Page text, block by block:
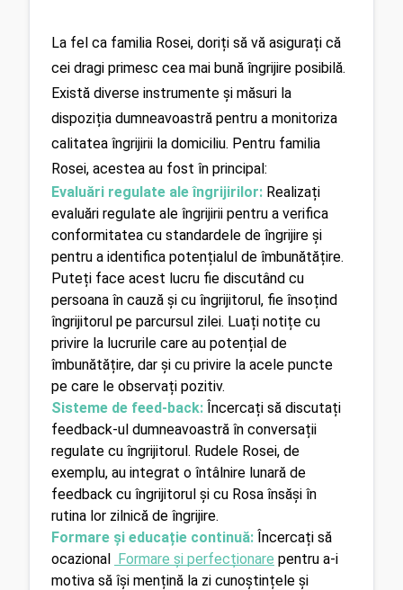
La fel ca familia Rosei, doriți să vă asigurați că
cei dragi primesc cea mai bună îngrijire posibilă.
Există diverse instrumente și măsuri la
dispoziția dumneavoastră pentru a monitoriza
calitatea îngrijirii la domiciliu. Pentru familia
Rosei, acestea au fost în principal:
Evaluări regulate ale îngrijirilor: Realizați
evaluări regulate ale îngrijirii pentru a verifica
conformitatea cu standardele de îngrijire și
pentru a identifica potențialul de îmbunătățire.
Puteți face acest lucru fie discutând cu
persoana în cauză și cu îngrijitorul, fie însoțind
îngrijitorul pe parcursul zilei. Luați notițe cu
privire la lucrurile care au potențial de
îmbunătățire, dar și cu privire la acele puncte
pe care le observați pozitiv.
Sisteme de feed-back: Încercați să discutați
feedback-ul dumneavoastră în conversații
regulate cu îngrijitorul. Rudele Rosei, de
exemplu, au integrat o întâlnire lunară de
feedback cu îngrijitorul și cu Rosa însăși în
rutina lor zilnică de îngrijire.
Formare și educație continuă: Încercați să
ocazional Formare și perfecționare pentru a-i
motiva să își mențină la zi cunoștințele și